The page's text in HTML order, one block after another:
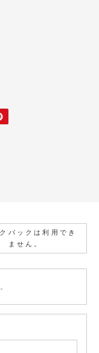
バックは利用でき
ません。